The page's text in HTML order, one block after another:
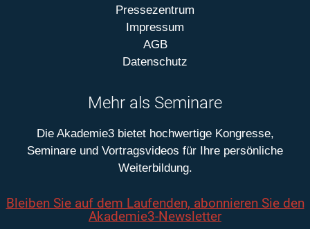
Pressezentrum
Impressum
AGB
Datenschutz
Mehr als Seminare
Die Akademie3 bietet hochwertige Kongresse,
Seminare und Vortragsvideos für Ihre persönliche
Weiterbildung.
Bleiben Sie auf dem Laufenden, abonnieren Sie den
Akademie3-Newsletter